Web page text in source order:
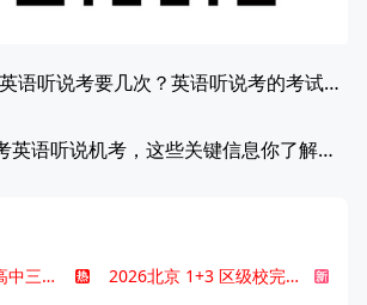
北京中考英语听说考要几次？英语听说考的考试形式是什么？
初中学考英语听说机考，这些关键信息你了解吗？
2025北京东城区高中三大梯队高中有哪些？录取分数线是多少？
2026北京 1+3 区级校完整名单发布，13549 个名额该如何规划报考？